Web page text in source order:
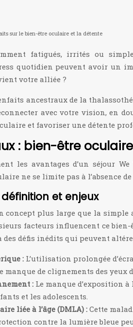
sur le bien-être oculaire et la détente
fatigués, irrités ou
quotidien peuvent avoir un
votre alliée ?
ancestraux de la
avec votre vision, en
et favoriser une détente
: bien-être
les avantages d’un séjour
ne se limite pas à l’absence
et enjeux
concept plus large que la simple
facteurs influencent ce bien-
des défis inédits qui peuvent
: L’utilisation prolongée
manque de clignements des
: Le manque d’exposition
et les adolescents.
liée à l’âge (DMLA) : Cette
contre la lumière bleue